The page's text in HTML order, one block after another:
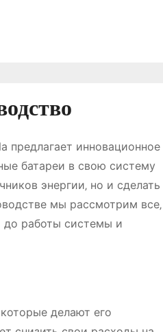
предлагает инновационное
батареи в свою систему
энергии‚ но и сделать
мы рассмотрим все‚
до работы системы и
делают его